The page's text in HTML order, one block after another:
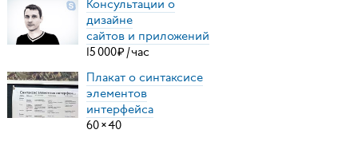
Консультации о
дизайне
сайтов и приложений
15000₽ /час
Плакат о синтаксисе
элементов
интерфейса
60×40